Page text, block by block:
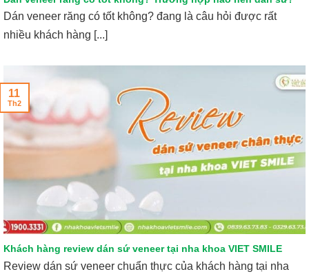
Dán veneer răng có tốt không? đang là câu hỏi được rất
nhiều khách hàng [...]
Khách hàng review dán sứ veneer tại nha khoa VIET SMILE
Review dán sứ veneer chuẩn thực của khách hàng tại nha
11
Th2